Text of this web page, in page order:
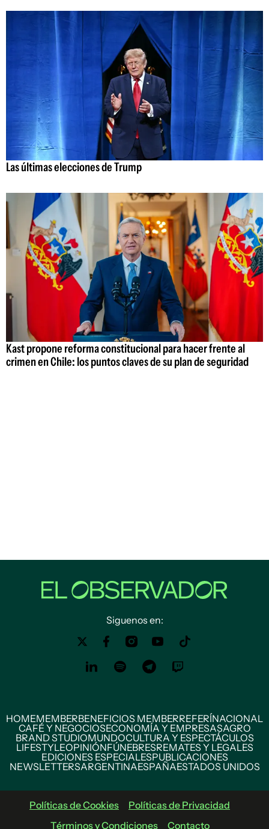
Las últimas elecciones de Trump
Kast propone reforma constitucional para hacer frente al
crimen en Chile: los puntos claves de su plan de seguridad
Siguenos en:
HOMEMEMBERBENEFICIOS MEMBERREFERÍNACIONAL
CAFÉ Y NEGOCIOSECONOMÍA Y EMPRESASAGRO
BRAND STUDIOMUNDOCULTURA Y ESPECTÁCULOS
LIFESTYLEOPINIÓNFÚNEBRESREMATES Y LEGALES
EDICIONES ESPECIALESPUBLICACIONES
NEWSLETTERSARGENTINAESPAÑAESTADOS UNIDOS
Políticas de Cookies
Políticas de Privacidad
Términos y Condiciones
Contacto